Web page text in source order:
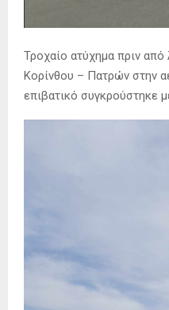
Τροχαίο ατύχημα πριν
Κορίνθου – Πατρών στην
επιβατικό συγκρούστηκε